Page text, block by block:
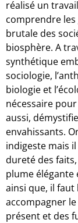
réalisé un
comprendre
brutale des
biosphère. A
synthétique
sociologie,
biologie et
nécessaire
aussi,
envahissants.
indigeste mais
dureté des
plume élégante
ainsi que, il
accompagner
présent et des